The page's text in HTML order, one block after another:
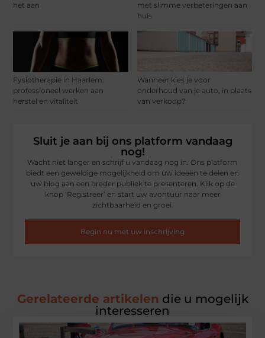
het aan
met slimme verbeteringen aan
huis
Fysiotherapie in Haarlem:
professioneel werken aan
herstel en vitaliteit
Wanneer kies je voor
onderhoud van je auto, in plaats
van verkoop?
Sluit je aan bij ons platform vandaag
nog!
Wacht niet langer en schrijf u vandaag nog in. Ons platform
biedt een geweldige mogelijkheid om uw ideeën te delen en
uw blog aan een breder publiek te presenteren. Klik op de
knop ‘Registreer’ en start uw avontuur naar meer
zichtbaarheid en groei.
Begin nu met uw inschrijving
Gerelateerde artikelen die u mogelijk
interesseren